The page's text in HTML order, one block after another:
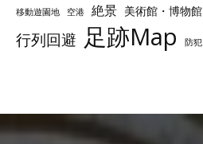
移動遊園地 空港 絶景 美術館・博物館
行列回避 足跡Map 防犯